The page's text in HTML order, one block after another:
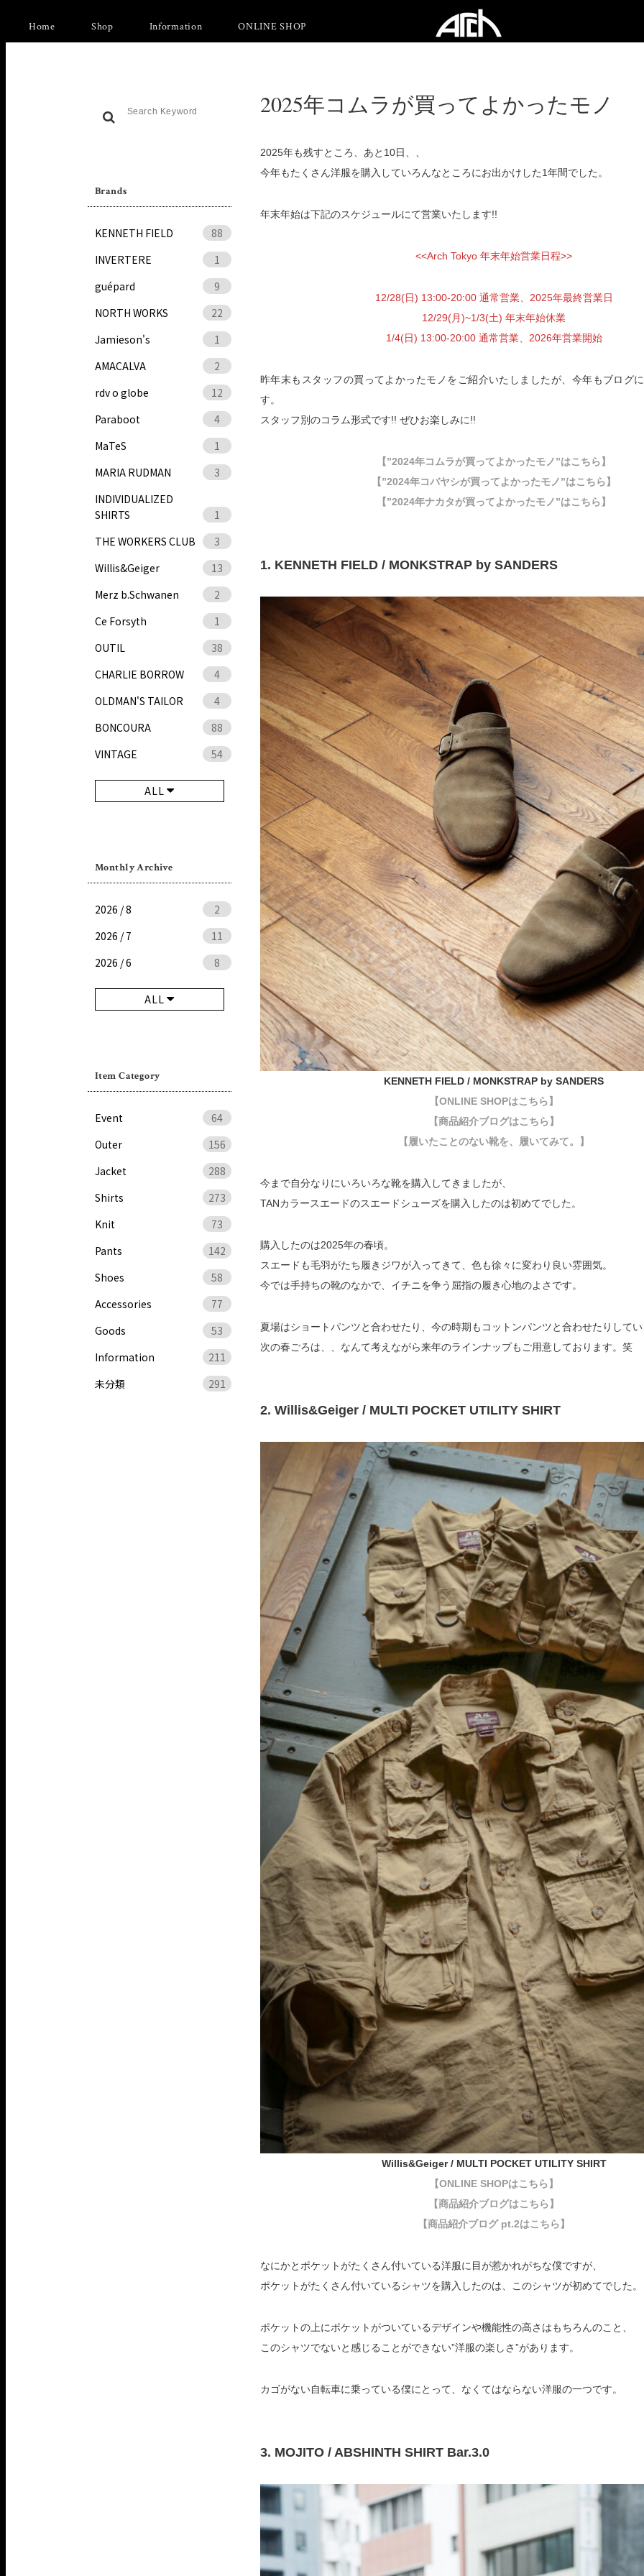
Home Shop Information ONLINE SHOP
Brands
KENNETH FIELD
88
INVERTERE
1
guépard
9
NORTH WORKS
22
Jamieson's
1
AMACALVA
2
rdv o globe
12
Paraboot
4
MaTeS
1
MARIA RUDMAN
3
INDIVIDUALIZED
SHIRTS
1
THE WORKERS CLUB
3
Willis&Geiger
13
Merz b.Schwanen
2
Ce Forsyth
1
OUTIL
38
CHARLIE BORROW
4
OLDMAN'S TAILOR
4
BONCOURA
88
VINTAGE
54
ALL
Monthly Archive
2026 / 8
2
2026 / 7
11
2026 / 6
8
ALL
Item Category
Event
64
Outer
156
Jacket
288
Shirts
273
Knit
73
Pants
142
Shoes
58
Accessories
77
Goods
53
Information
211
未分類
291
2025年コムラが買ってよかったモノ
2025年も残すところ、あと10日、、
今年もたくさん洋服を購入していろんなところにお出かけした1年間でした。
年末年始は下記のスケジュールにて営業いたします!!
<<Arch Tokyo 年末年始営業日程>>
12/28(日) 13:00-20:00 通常営業、2025年最終営業日
12/29(月)~1/3(土) 年末年始休業
1/4(日) 13:00-20:00 通常営業、2026年営業開始
昨年末もスタッフの買ってよかったモノをご紹介いたしましたが、今年もブログ
す。
スタッフ別のコラム形式です!! ぜひお楽しみに!!
【”2024年コムラが買ってよかったモノ”はこちら】
【”2024年コバヤシが買ってよかったモノ”はこちら】
【”2024年ナカタが買ってよかったモノ”はこちら】
1. KENNETH FIELD / MONKSTRAP by SANDERS
KENNETH FIELD / MONKSTRAP by SANDERS
【ONLINE SHOPはこちら】
【商品紹介ブログはこちら】
【履いたことのない靴を、履いてみて。】
今まで自分なりにいろいろな靴を購入してきましたが、
TANカラースエードのスエードシューズを購入したのは初めてでした。
購入したのは2025年の春頃。
スエードも毛羽がたち履きジワが入ってきて、色も徐々に変わり良い雰囲気。
今では手持ちの靴のなかで、イチニを争う屈指の履き心地のよさです。
夏場はショートパンツと合わせたり、今の時期もコットンパンツと合わせたりして
次の春ごろは、、なんて考えながら来年のラインナップもご用意しております。笑
2. Willis&Geiger / MULTI POCKET UTILITY SHIRT
Willis&Geiger / MULTI POCKET UTILITY SHIRT
【ONLINE SHOPはこちら】
【商品紹介ブログはこちら】
【商品紹介ブログ pt.2はこちら】
なにかとポケットがたくさん付いている洋服に目が惹かれがちな僕ですが、
ポケットがたくさん付いているシャツを購入したのは、このシャツが初めてでした。
ポケットの上にポケットがついているデザインや機能性の高さはもちろんのこと、
このシャツでないと感じることができない”洋服の楽しさ”があります。
カゴがない自転車に乗っている僕にとって、なくてはならない洋服の一つです。
3. MOJITO / ABSHINTH SHIRT Bar.3.0